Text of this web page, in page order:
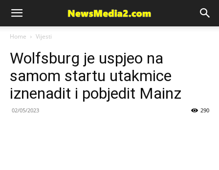
News
Media
Home Vijesti
Wolfsburg je uspjeo na
samom startu utakmice
iznenadit i pobjedit Mainz
02/05/2023 290